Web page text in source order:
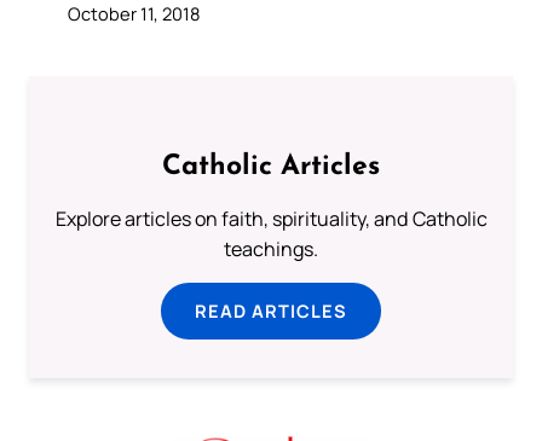
October 11, 2018
Catholic Articles
Explore articles on faith, spirituality, and Catholic
teachings.
READ ARTICLES